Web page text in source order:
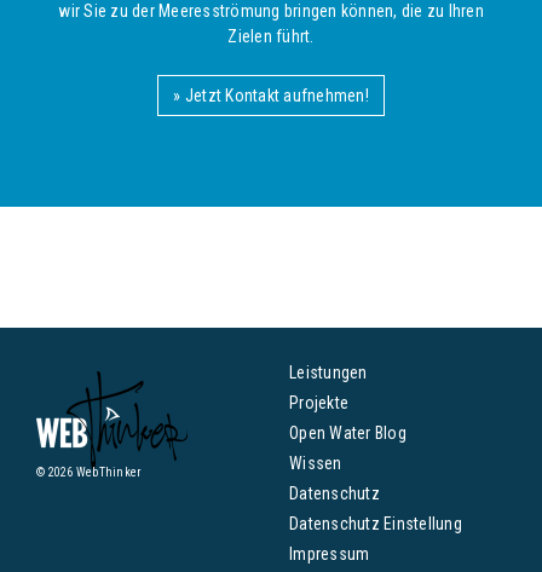
wir Sie zu der Meeresströmung bringen können, die zu Ihren
Zielen führt.
» Jetzt Kontakt aufnehmen!
© 2026 WebThinker
Leistungen
Projekte
Open Water Blog
Wissen
Datenschutz
Datenschutz Einstellung
Impressum